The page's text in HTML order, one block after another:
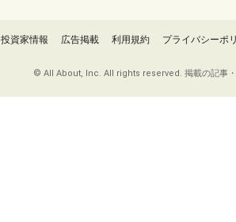
投資家情報 広告掲載 利用規約 プライバシーポ
© All About, Inc. All rights reserved. 掲載の記事・